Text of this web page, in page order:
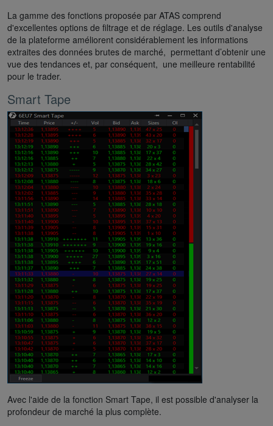
La gamme des fonctions proposée par ATAS comprend
d'excellentes options de filtrage et de réglage. Les outils d'analyse
de la plateforme améliorent considérablement les informations
extraites des données brutes de marché, permettant d’obtenir une
vue des tendances et, par conséquent, une meilleure rentabilité
pour le trader.
Smart Tape
Avec l'aide de la fonction Smart Tape, il est possible d'analyser la
profondeur de marché la plus complète.